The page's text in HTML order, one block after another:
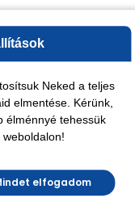
a védőcsöveket,
gépészeti
belső
Minden illesztést
ragasztóval
együtt
Neked a teljes
elmentése. Kérünk,
élménnyé tehessük
elfogadom